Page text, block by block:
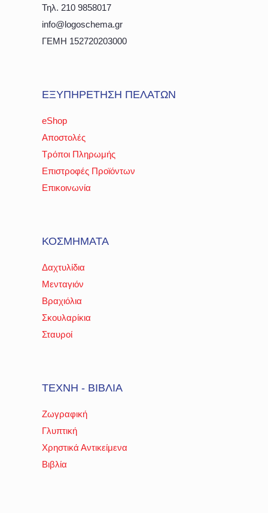
Τηλ. 210 9858017
info@logoschema.gr
ΓΕΜΗ 152720203000
ΕΞΥΠΗΡΕΤΗΣΗ ΠΕΛΑΤΩΝ
eShop
Αποστολές
Τρόποι Πληρωμής
Επιστροφές Προϊόντων
Επικοινωνία
ΚΟΣΜΗΜΑΤΑ
Δαχτυλίδια
Μενταγιόν
Βραχιόλια
Σκουλαρίκια
Σταυροί
ΤΕΧΝΗ - ΒΙΒΛΙΑ
Ζωγραφική
Γλυπτική
Χρηστικά Αντικείμενα
Βιβλία